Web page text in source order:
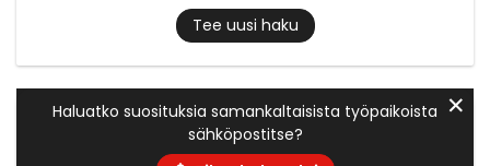
Tee uusi haku
Haluatko suosituksia samankaltaisista työpaikoista
sähköpostitse?
✕